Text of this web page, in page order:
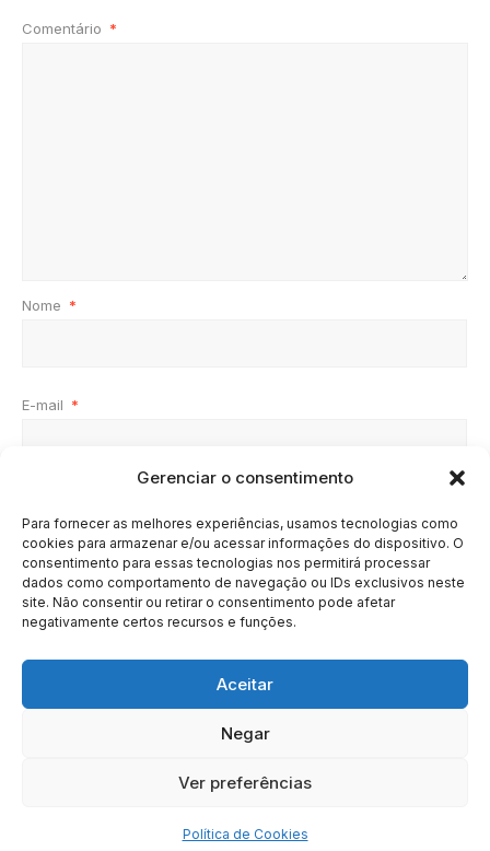
Gerenciar o consentimento
Para fornecer as melhores experiências, usamos tecnologias como
cookies para armazenar e/ou acessar informações do dispositivo. O
consentimento para essas tecnologias nos permitirá processar
dados como comportamento de navegação ou IDs exclusivos neste
site. Não consentir ou retirar o consentimento pode afetar
negativamente certos recursos e funções.
Aceitar
Negar
Ver preferências
Política de Cookies
Comentário *
Nome *
E-mail *
SOBRE BRASIL
Copyright © 2020 - 2023 | Arresala Noticias™